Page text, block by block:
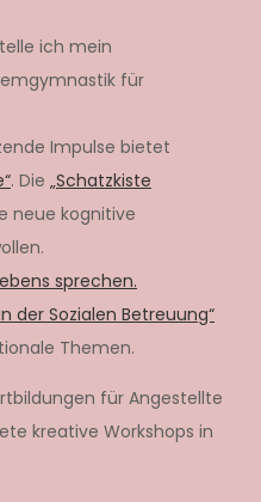
ich mein
für
Impulse bietet
. Die „Schatzkiste
neue kognitive
sprechen.
der Sozialen Betreuung“
Themen.
für Angestellte
kreative Workshops in